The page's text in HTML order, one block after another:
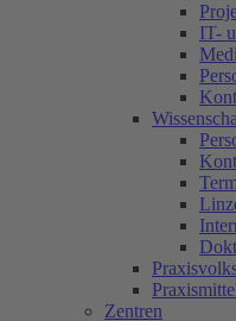
IT-
Zentren